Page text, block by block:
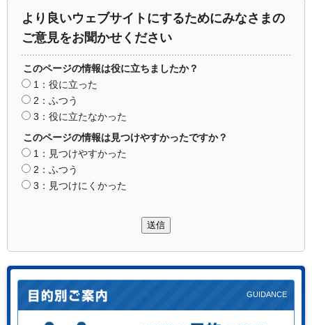
より良いウェブサイトにするためにみなさまの
ご意見をお聞かせください
このページの情報は役に立ちましたか？
1：役に立った
2：ふつう
3：役に立たなかった
このページの情報は見つけやすかったですか？
1：見つけやすかった
2：ふつう
3：見つけにくかった
送信